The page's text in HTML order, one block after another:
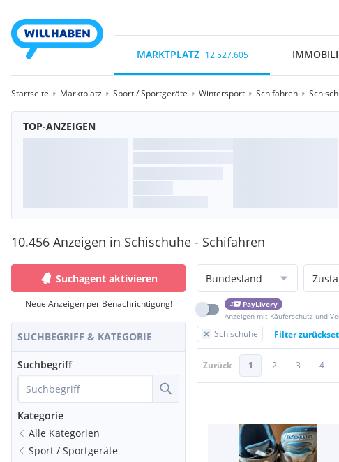
MARKTPLATZ 12.527.605
Startseite Marktplatz Sport / Sportgeräte Wintersport Schifahren
TOP-ANZEIGEN
10.456 Anzeigen in Schischuhe - Schifahren
Suchagent aktivieren
Neue Anzeigen per Benachrichtigung!
SUCHBEGRIFF & KATEGORIE
Suchbegriff
Kategorie
Alle Kategorien
Sport / Sportgeräte
Bundesland
PayLivery
Anzeigen mit Käuferschutz und
Schischuhe Filter
Zurück 1 2 3 4